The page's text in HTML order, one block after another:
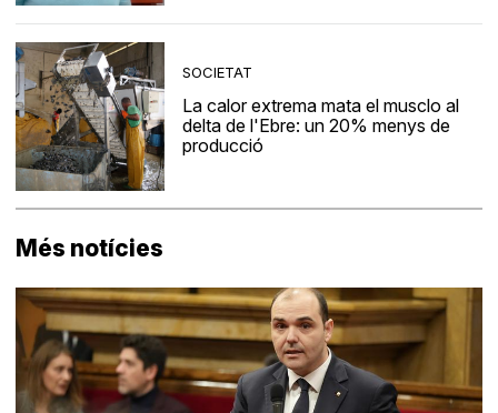
SOCIETAT
La calor extrema mata el musclo al
delta de l'Ebre: un 20% menys de
producció
Més notícies